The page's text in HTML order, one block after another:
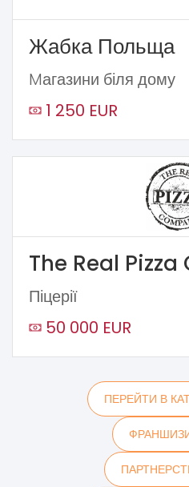
Жабка Польща
Mагазини біля дому
1 250 EUR
The Real
Піцерії
50 000 EUR
ПЕРЕЙТИ В